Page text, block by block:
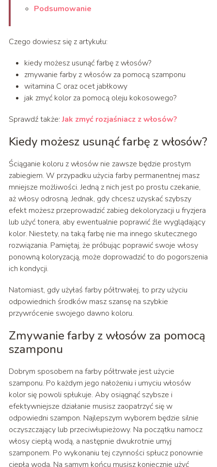
Podsumowanie
Czego dowiesz się z artykułu:
kiedy możesz usunąć farbę z włosów?
zmywanie farby z włosów za pomocą szamponu
witamina C oraz ocet jabłkowy
jak zmyć kolor za pomocą oleju kokosowego?
Sprawdź także:Jak zmyć rozjaśniacz z włosów?
Kiedy możesz usunąć farbę z włosów?
Ściąganie koloru z włosów nie zawsze będzie prostym
zabiegiem. W przypadku użycia farby permanentnej masz
mniejsze możliwości. Jedną z nich jest po prostu czekanie,
aż włosy odrosną. Jednak, gdy chcesz uzyskać szybszy
efekt możesz przeprowadzić zabieg dekoloryzacji u fryzjera
lub użyć tonera, aby ewentualnie poprawić źle wyglądający
kolor. Niestety, na taką farbę nie ma innego skutecznego
rozwiązania. Pamiętaj, że próbując poprawić swoje włosy
ponowną koloryzacją, może doprowadzić to do pogorszenia
ich kondycji.
Natomiast, gdy użyłaś farby półtrwałej, to przy użyciu
odpowiednich środków masz szansę na szybkie
przywrócenie swojego dawno koloru.
Zmywanie farby z włosów za pomocą
szamponu
Dobrym sposobem na farby półtrwałe jest użycie
szamponu. Po każdym jego nałożeniu i umyciu włosów
kolor się powoli spłukuje. Aby osiągnąć szybsze i
efektywniejsze działanie musisz zaopatrzyć się w
odpowiedni szampon. Najlepszym wyborem będzie silnie
oczyszczający lub przeciwłupieżowy. Na początku namocz
włosy ciepłą wodą, a następnie dwukrotnie umyj
szamponem. Po wykonaniu tej czynności spłucz ponownie
ciepłą wodą. Na samym końcu musisz koniecznie użyć